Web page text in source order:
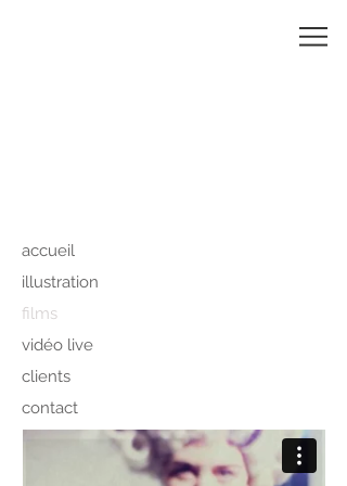
illustration
films
vidéo live
clients
contact
accueil